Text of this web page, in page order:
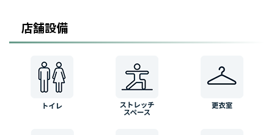
店舗設備